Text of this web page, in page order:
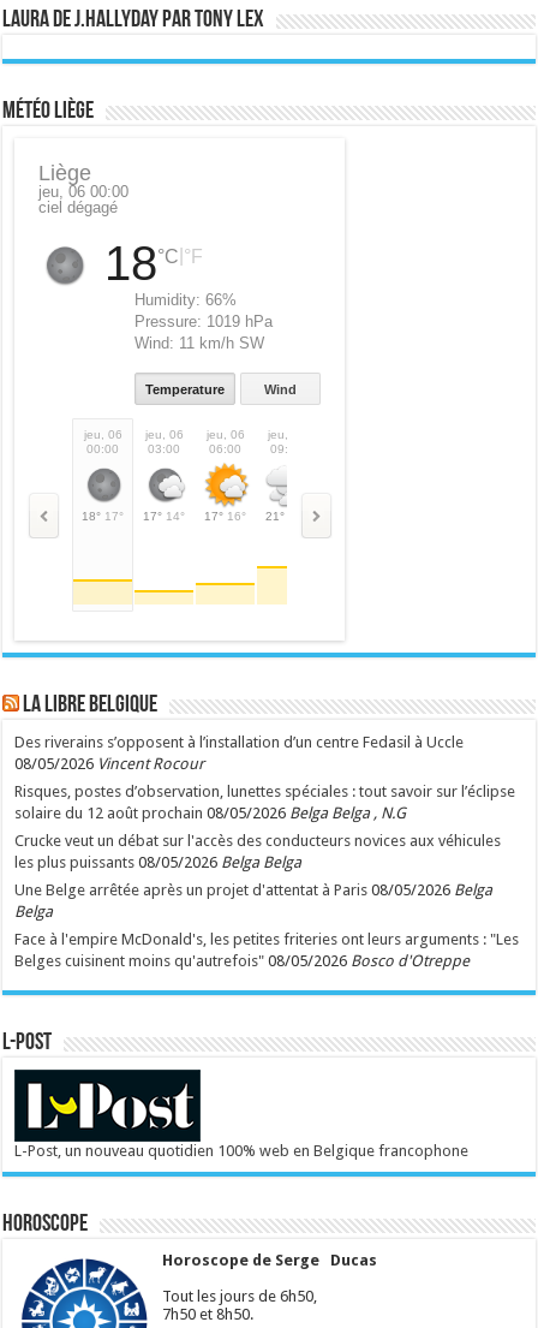
Laura de J.Hallyday par Tony Lex
Météo Liège
Liège
jeu, 06 00:00
ciel dégagé
18°C °F
Humidity:66%
Pressure: 1019 hPa
Wind: 11 km/h SW
Temperature Wind
jeu, 06
00:00
18° 17°
jeu, 06
03:00
17° 14°
jeu, 06
06:00
17° 16°
jeu, 06
09:00
21°
LA Libre Belgique
Des riverains s’opposent à l’installation d’un centre Fedasil à Uccle
08/05/2026 Vincent Rocour
Risques, postes d’observation, lunettes spéciales : tout savoir sur l’éclipse
solaire du 12 août prochain 08/05/2026 Belga Belga , N.G
Crucke veut un débat sur l'accès des conducteurs novices aux véhicules
les plus puissants 08/05/2026 Belga Belga
Une Belge arrêtée après un projet d'attentat à Paris 08/05/2026 Belga
Belga
Face à l'empire McDonald's, les petites friteries ont leurs arguments : "Les
Belges cuisinent moins qu'autrefois" 08/05/2026 Bosco d'Otreppe
L-POST
L-Post, un nouveau quotidien 100% web en Belgique francophone
Horoscope
Horoscope de Serge Ducas
Tout les jours de 6h50,
7h50 et 8h50.